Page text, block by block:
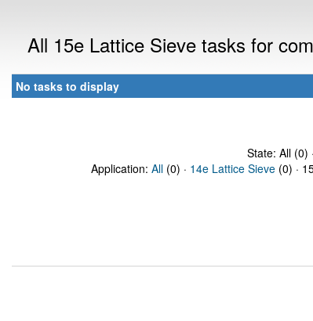
All 15e Lattice Sieve tasks for
No tasks to display
State: All (0) ·
Application: All (0) · 14e Lattice Sieve (0) ·